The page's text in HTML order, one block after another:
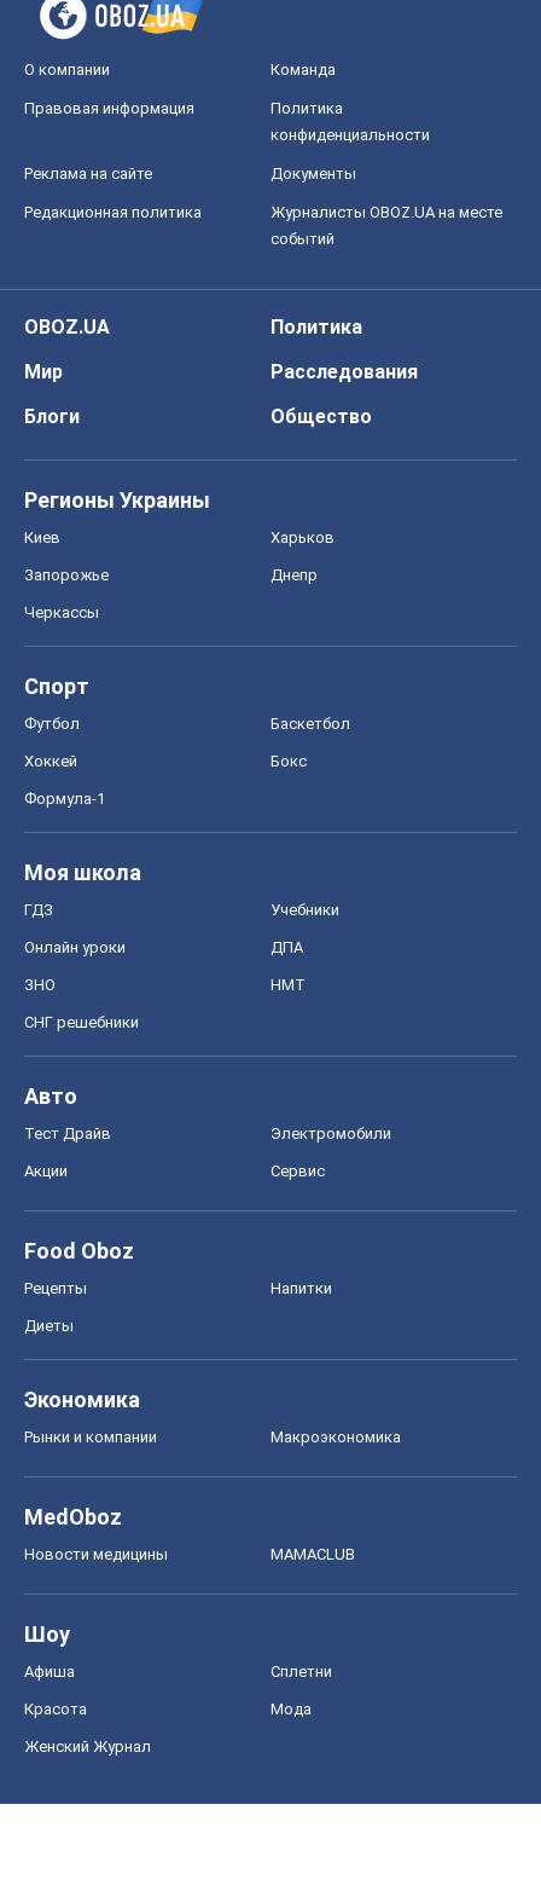
О компании Команда
Правовая информация
Политика
конфиденциальности
Реклама на сайте Документы
Редакционная политика
Журналисты OBOZ.UA на месте
событий
OBOZ.UA
Политика
Мир
Расследования
Блоги
Общество
Регионы Украины
Киев Харьков
Запорожье Днепр
Черкассы
Спорт
Футбол Баскетбол
Хоккей Бокс
Формула-1
Моя школа
ГДЗ Учебники
Онлайн уроки ДПА
ЗНО НМТ
СНГ решебники
Авто
Тест Драйв Электромобили
Акции Сервис
Food Oboz
Рецепты Напитки
Диеты
Экономика
Рынки и компании Mакроэкономика
MedOboz
Новости медицины MAMACLUB
Шоу
Афиша Сплетни
Красота Мода
Женский Журнал